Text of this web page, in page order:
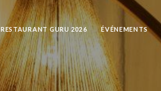
RESTAURANT GURU 2026 ÉVÉNEMENTS